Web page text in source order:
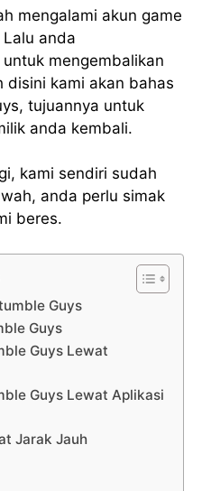
mengalami akun game
anda
mengembalikan
disini kami akan bahas
tujuannya untuk
anda kembali.
kami sendiri sudah
anda perlu simak
beres.
Guys
Guys
Guys Lewat
Guys Lewat Aplikasi
Jarak Jauh